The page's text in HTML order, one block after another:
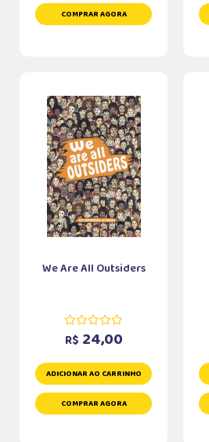
COMPRAR AGORA
We Are All Outsiders
R$ 24,00
ADICIONAR AO CARRINHO
COMPRAR AGORA